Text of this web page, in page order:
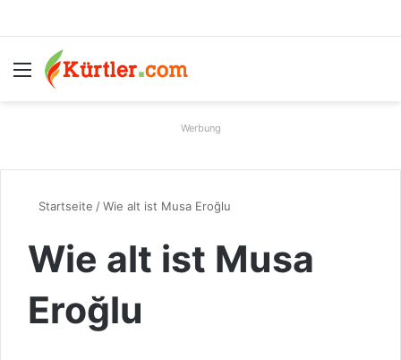
Menü
Werbung
Startseite /Wie alt ist Musa Eroğlu
Wie alt ist Musa
Eroğlu